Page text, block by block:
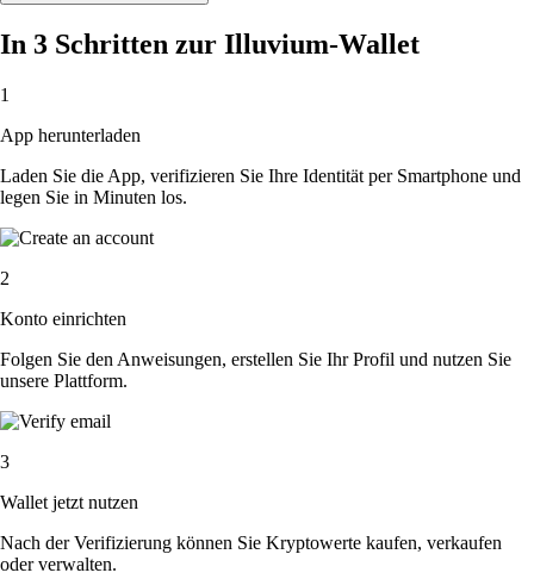
In 3 Schritten zur Illuvium-Wallet
1
App herunterladen
Laden Sie die App, verifizieren Sie Ihre Identität per Smartphone und
legen Sie in Minuten los.
2
Konto einrichten
Folgen Sie den Anweisungen, erstellen Sie Ihr Profil und nutzen Sie
unsere Plattform.
3
Wallet jetzt nutzen
Nach der Verifizierung können Sie Kryptowerte kaufen, verkaufen
oder verwalten.